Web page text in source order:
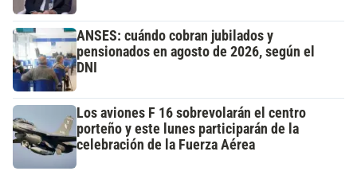
ANSES: cuándo cobran jubilados y
pensionados en agosto de 2026, según el
DNI
Los aviones F 16 sobrevolarán el centro
porteño y este lunes participarán de la
celebración de la Fuerza Aérea